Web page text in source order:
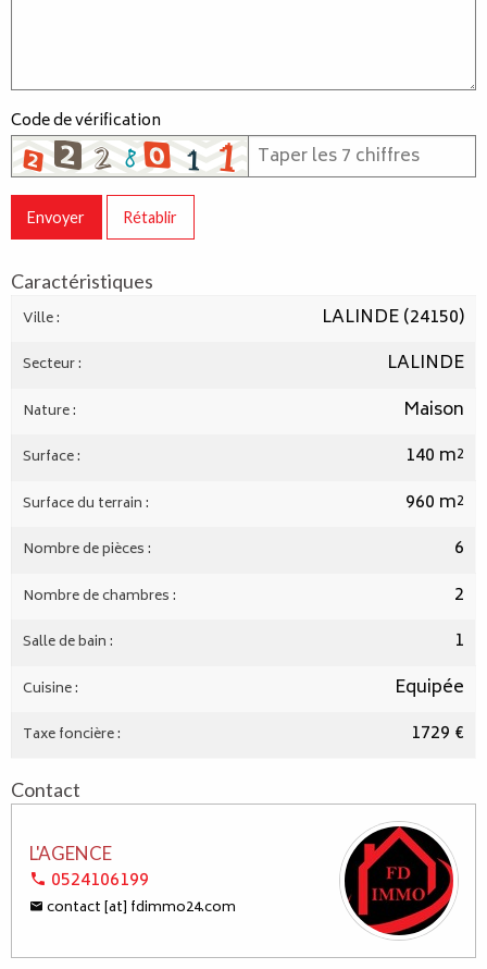
Code de vérification
Envoyer Rétablir
Caractéristiques
Ville :
LALINDE (24150)
Secteur : LALINDE
Nature : Maison
Surface : 140 m²
Surface du terrain : 960 m²
Nombre de pièces : 6
Nombre de chambres : 2
Salle de bain : 1
Cuisine : Equipée
Taxe foncière : 1729 €
Contact
L'AGENCE
0524106199
contact [at] fdimmo24.com